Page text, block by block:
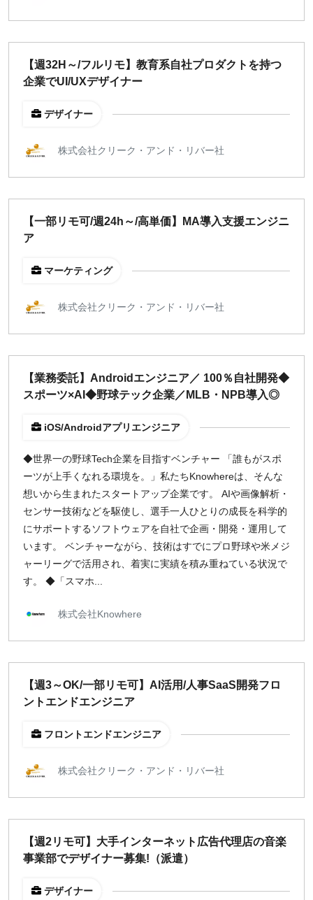
【週32H～/フルリモ】教育系自社プロダクトを持つ
企業でUI/UXデザイナー
デザイナー
株式会社クリーク・アンド・リバー社
【一部リモ可/週24h～/高単価】MA導入支援エンジニ
ア
マーケティング
株式会社クリーク・アンド・リバー社
【業務委託】Androidエンジニア／ 100％自社開発◆
スポーツ×AI◆野球テック企業／MLB・NPB導入◎
iOS/Androidアプリエンジニア
◆世界一の野球Tech企業を目指すベンチャー 「誰もがスポ
ーツが上手くなれる環境を。」私たちKnowhereは、そんな
想いから生まれたスタートアップ企業です。 AIや画像解析・
センサー技術などを駆使し、選手一人ひとりの成長を科学的
にサポートするソフトウェアを自社で企画・開発・運用して
います。 ベンチャーながら、技術はすでにプロ野球や米メジ
ャーリーグで活用され、着実に実績を積み重ねている状況で
す。 ◆「スマホ...
株式会社Knowhere
【週3～OK/一部リモ可】AI活用/人事SaaS開発フロ
ントエンドエンジニア
フロントエンドエンジニア
株式会社クリーク・アンド・リバー社
【週2リモ可】大手インターネット広告代理店の音楽
事業部でデザイナー募集!（派遣）
デザイナー